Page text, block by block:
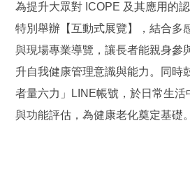
為提升大眾對 ICOPE 及其應用的
特別舉辦【互動式展覽】，結合多
與現場專業導覽，讓長者能親身參
升自我健康管理意識與能力。同時
者量六力」LINE帳號，於日常生活
與功能評估，為健康老化奠定基礎。